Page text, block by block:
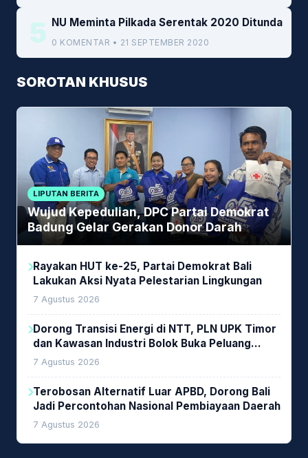
5 NU Meminta Pilkada Serentak 2020 Ditunda
0 KOMENTAR • 21 SEPTEMBER 2020
SOROTAN KHUSUS
LIPUTAN BERITA
Wujud Kepedulian, DPC Partai Demokrat
Badung Gelar Gerakan Donor Darah
Rayakan HUT ke-25, Partai Demokrat Bali
Lakukan Aksi Nyata Pelestarian Lingkungan
7 Agustus 2026
Dorong Transisi Energi di NTT, PLN UPK Timor
dan Kawasan Industri Bolok Buka Peluang
Investasi Woodchip untuk Cofiring PLTU Bolok
7 Agustus 2026
Terobosan Alternatif Luar APBD, Dorong Bali
Jadi Percontohan Nasional Pembiayaan Daerah
7 Agustus 2026